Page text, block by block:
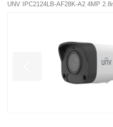
UNV IPC2124LB-AF28K-A2 4MP